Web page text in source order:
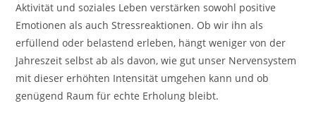
Aktivität und soziales Leben verstärken sowohl positive
Emotionen als auch Stressreaktionen. Ob wir ihn als
erfüllend oder belastend erleben, hängt weniger von der
Jahreszeit selbst ab als davon, wie gut unser Nervensystem
mit dieser erhöhten Intensität umgehen kann und ob
genügend Raum für echte Erholung bleibt.